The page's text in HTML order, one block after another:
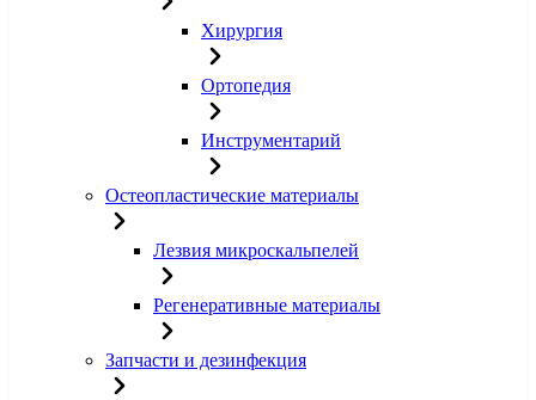
Хирургия
Ортопедия
Инструментарий
Остеопластические материалы
Лезвия микроскальпелей
Регенеративные материалы
Запчасти и дезинфекция